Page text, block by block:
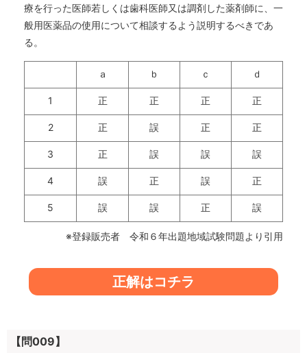
療を行った医師若しくは歯科医師又は調剤した薬剤師に、一
般用医薬品の使用について相談するよう説明するべきであ
る。
ａ ｂ ｃ ｄ
1 正 正 正 正
2 正 誤 正 正
3 正 誤 誤 誤
4 誤 正 誤 正
5 誤 誤 正 誤
※登録販売者 令和６年出題地域試験問題より引用
正解はコチラ
【問009】